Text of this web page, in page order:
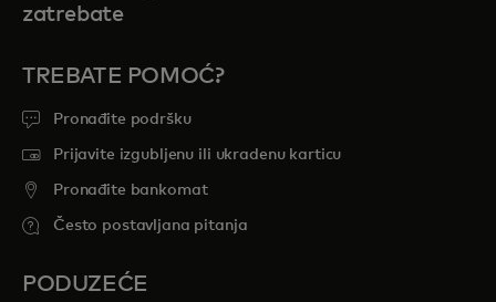
zatrebate
TREBATE POMOĆ?
Pronađite podršku
Prijavite izgubljenu ili ukradenu karticu
Pronađite bankomat
Često postavljana pitanja
PODUZEĆE